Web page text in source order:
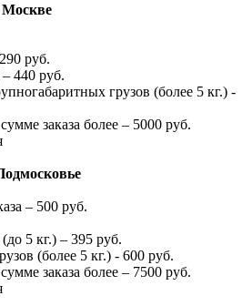
Москве
290 руб.
440 руб.
грузов (более 5 кг.) -
заказа более – 5000 руб.
– 500 руб.
5 кг.) – 395 руб.
(более 5 кг.) - 600 руб.
заказа более – 7500 руб.